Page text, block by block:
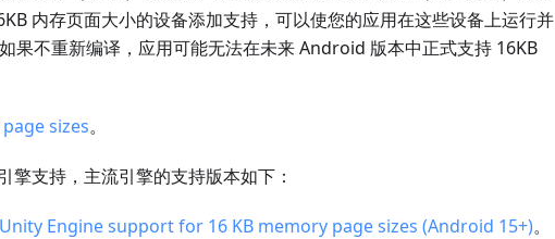
内存页面大小的设备添加支持，可以使您的应用在这些设备上运行并
果不重新编译，应用可能无法在未来 Android 版本中正式支持 16KB
sizes。
擎支持，主流引擎的支持版本如下：
Engine support for 16 KB memory page sizes (Android 15+)。